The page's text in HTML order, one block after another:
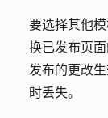
要选择其他
换已发布页
发布的更改
时丢失。